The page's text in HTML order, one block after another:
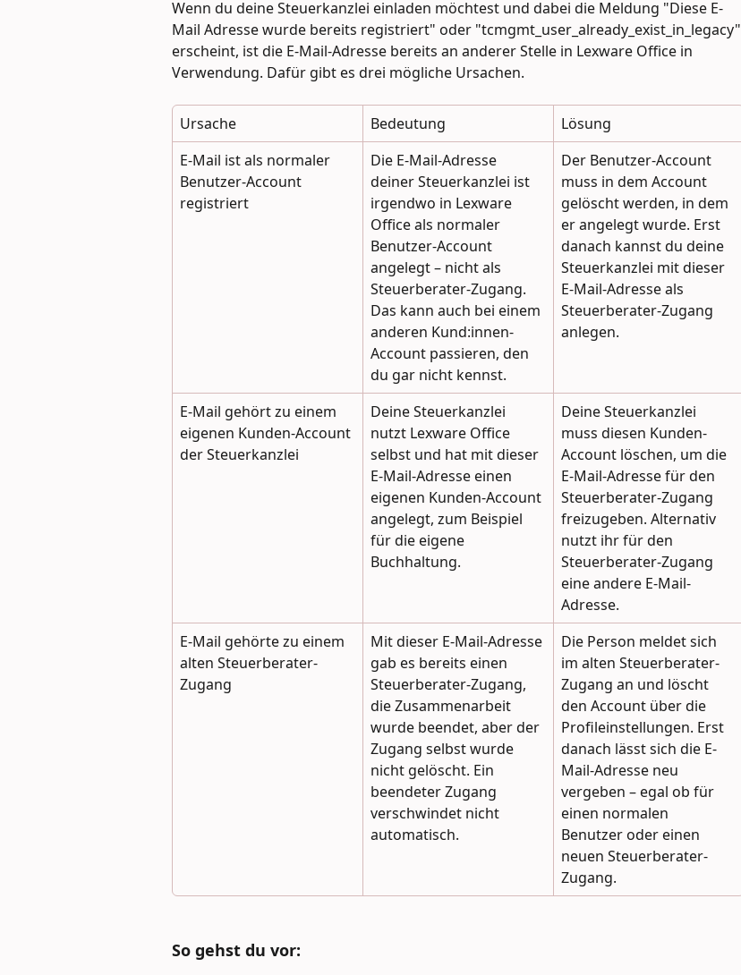
Wenn du deine Steuerkanzlei einladen möchtest und dabei die Meldung "Diese E-
Mail Adresse wurde bereits registriert" oder "tcmgmt_user_already_exist_in_legacy"
erscheint, ist die E-Mail-Adresse bereits an anderer Stelle in Lexware Office in
Verwendung. Dafür gibt es drei mögliche Ursachen.
Ursache Bedeutung
Lösung
E-Mail ist als normaler
Benutzer-Account
registriert
Die E-Mail-Adresse
deiner Steuerkanzlei ist
irgendwo in Lexware
Office als normaler
Benutzer-Account
angelegt – nicht als
Steuerberater-Zugang.
Das kann auch bei einem
anderen Kund:innen-
Account passieren, den
du gar nicht kennst.
Der Benutzer-Account
muss in dem Account
gelöscht werden, in dem
er angelegt wurde. Erst
danach kannst du deine
Steuerkanzlei mit dieser
E-Mail-Adresse als
Steuerberater-Zugang
anlegen.
E-Mail gehört zu einem
eigenen Kunden-Account
der Steuerkanzlei
Deine Steuerkanzlei
nutzt Lexware Office
selbst und hat mit dieser
E-Mail-Adresse einen
eigenen Kunden-Account
angelegt, zum Beispiel
für die eigene
Buchhaltung.
Deine Steuerkanzlei
muss diesen Kunden-
Account löschen, um die
E-Mail-Adresse für den
Steuerberater-Zugang
freizugeben. Alternativ
nutzt ihr für den
Steuerberater-Zugang
eine andere E-Mail-
Adresse.
E-Mail gehörte zu einem
alten Steuerberater-
Zugang
Mit dieser E-Mail-Adresse
gab es bereits einen
Steuerberater-Zugang,
die Zusammenarbeit
wurde beendet, aber der
Zugang selbst wurde
nicht gelöscht. Ein
beendeter Zugang
verschwindet nicht
automatisch.
Die Person meldet sich
im alten Steuerberater-
Zugang an und löscht
den Account über die
Profileinstellungen. Erst
danach lässt sich die E-
Mail-Adresse neu
vergeben – egal ob für
einen normalen
Benutzer oder einen
neuen Steuerberater-
Zugang.
So gehst du vor: